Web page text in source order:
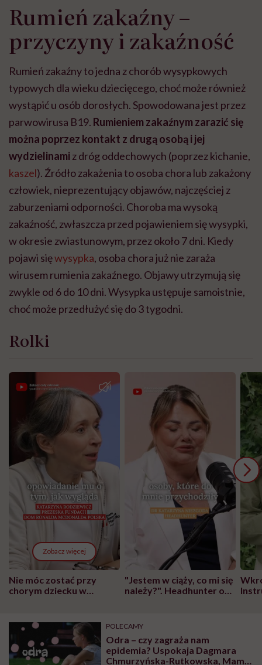
Rumień zakaźny –
przyczyny i zakaźność
Rumień zakaźny to jedna z chorób wysypkowych
typowych dla wieku dziecięcego, choć może również
wystąpić u osób dorosłych. Spowodowana jest przez
parwowirusa B19. Rumieniem zakaźnym zarazić się
można poprzez kontakt z drugą osobą i jej
wydzielinami zdróg oddechowych (poprzez kichanie,
kaszel). Źródło zakażenia to osoba chora lub zakażony
człowiek, nieprezentujący objawów, najczęściej z
zaburzeniami odporności. Choroba ma wysoką
zakaźność, zwłaszcza przed pojawieniem się wysypki,
w okresie zwiastunowym, przez około 7 dni. Kiedy
pojawi sięwysypka, osoba chora już nie zaraża
wirusem rumienia zakaźnego. Objawy utrzymują się
zwykle od 6 do 10 dni. Wysypka ustępuje samoistnie,
choć może przedłużyć się do 3 tygodni.
Rolki
Zobacz więcej
Nie móc zostać przy
chorym dziecku w
może chyba tylko
głupota i brak
wyobraźni"
"Jestem w ciąży, co mi się
należy?". Headhunter o
pracy
POLECAMY
Odra – czy zagraża nam
epidemia? Uspokaja Dagmara
Chmurzyńska-Rutkowska, Mama